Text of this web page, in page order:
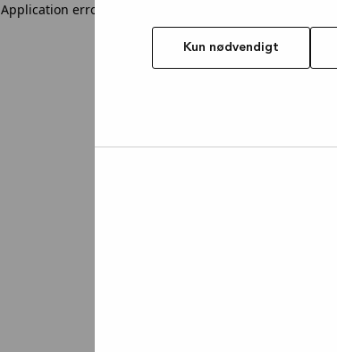
Kun nødvendigt
Application error: a client-side exception has occurred